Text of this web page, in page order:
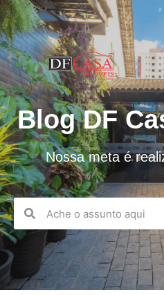
Blog DF
Nossa meta é